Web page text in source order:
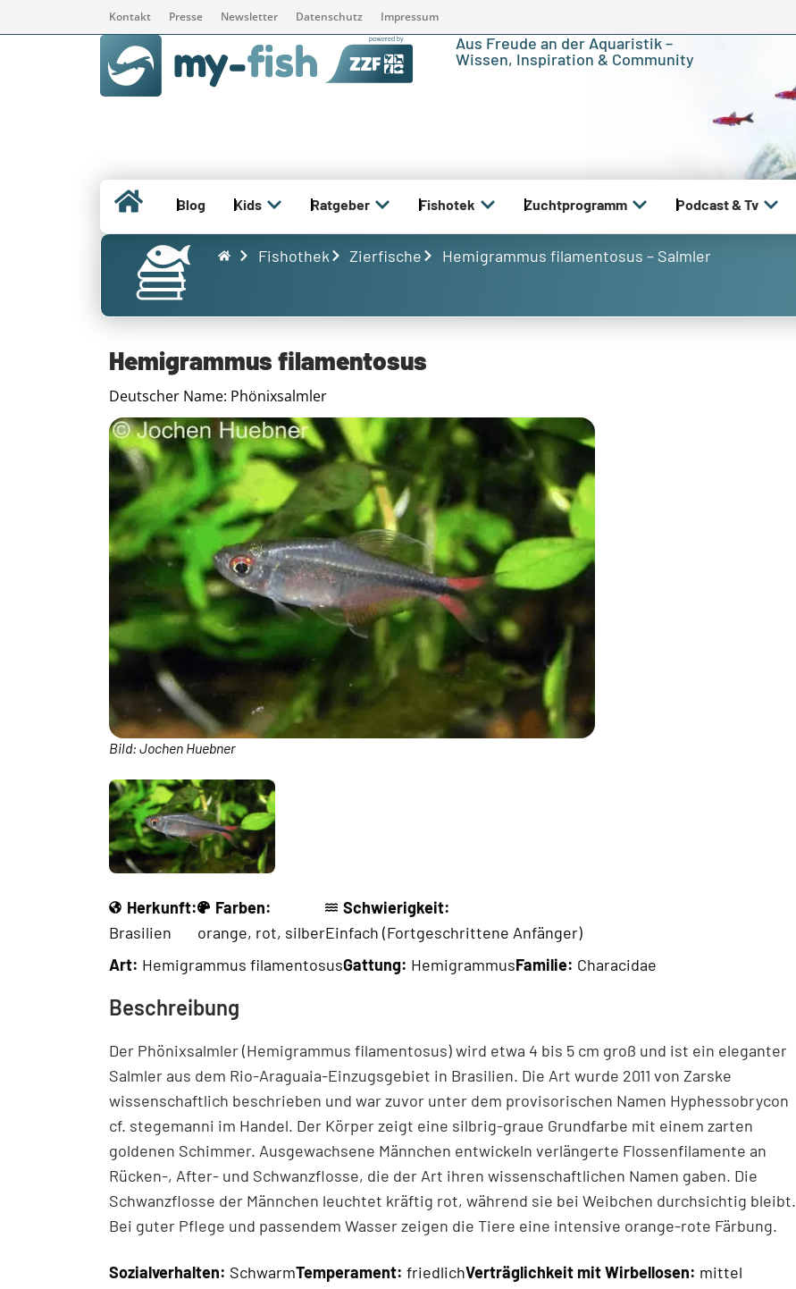
Kontakt Presse Newsletter Datenschutz Impressum
Aus Freude an der Aquaristik –
Wissen, Inspiration & Community
Blog Kids Ratgeber Fishotek Zuchtprogramm Podcast & Tv
Fishothek Zierfische Hemigrammus filamentosus – Salmler
Hemigrammus filamentosus
Deutscher Name: Phönixsalmler
Bild: Jochen Huebner
Herkunft:
Brasilien
Farben:
orange, rot, silber
Schwierigkeit:
Einfach (Fortgeschrittene Anfänger)
Art: Hemigrammus filamentosusGattung: HemigrammusFamilie: Characidae
Beschreibung
Der Phönixsalmler (Hemigrammus filamentosus) wird etwa 4 bis 5 cm groß und ist ein eleganter
Salmler aus dem Rio-Araguaia-Einzugsgebiet in Brasilien. Die Art wurde 2011 von Zarske
wissenschaftlich beschrieben und war zuvor unter dem provisorischen Namen Hyphessobrycon
cf. stegemanni im Handel. Der Körper zeigt eine silbrig-graue Grundfarbe mit einem zarten
goldenen Schimmer. Ausgewachsene Männchen entwickeln verlängerte Flossenfilamente an
Rücken-, After- und Schwanzflosse, die der Art ihren wissenschaftlichen Namen gaben. Die
Schwanzflosse der Männchen leuchtet kräftig rot, während sie bei Weibchen durchsichtig bleibt.
Bei guter Pflege und passendem Wasser zeigen die Tiere eine intensive orange-rote Färbung.
Sozialverhalten: SchwarmTemperament: friedlichVerträglichkeit mit Wirbellosen: mittel